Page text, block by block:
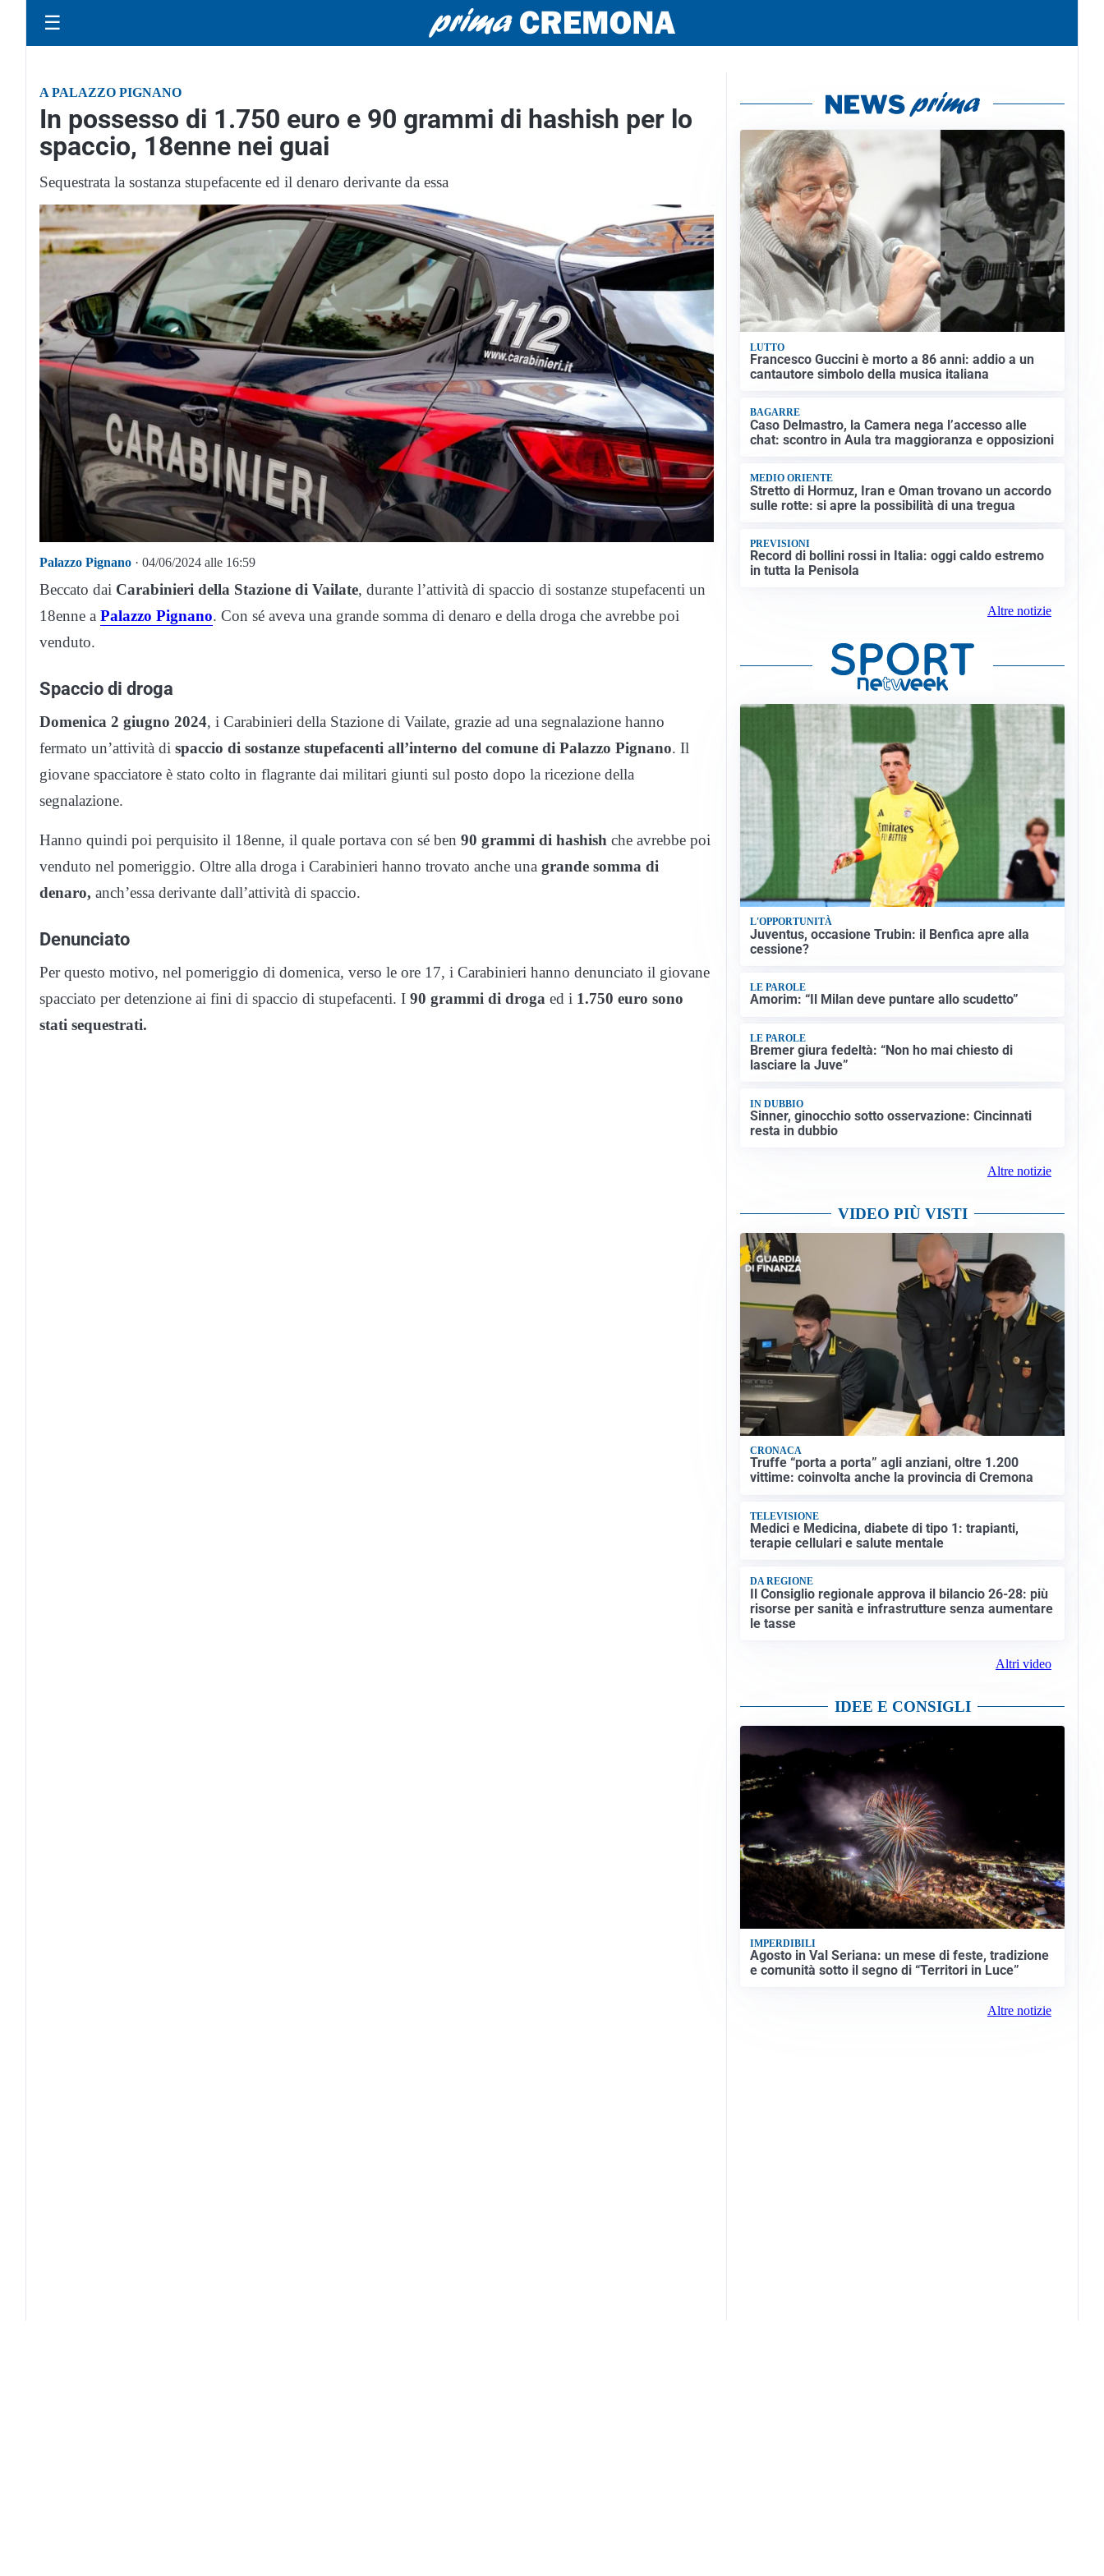
☰
A PALAZZO PIGNANO
In possesso di 1.750 euro e 90 grammi di hashish per lo
spaccio, 18enne nei guai
Sequestrata la sostanza stupefacente ed il denaro derivante da essa
Palazzo Pignano · 04/06/2024 alle 16:59
Beccato dai Carabinieri della Stazione di Vailate, durante l’attività di spaccio di sostanze stupefacenti un
18enne a Palazzo Pignano. Con sé aveva una grande somma di denaro e della droga che avrebbe poi
venduto.
Spaccio di droga
Domenica 2 giugno 2024, i Carabinieri della Stazione di Vailate, grazie ad una segnalazione hanno
fermato un’attività di spaccio di sostanze stupefacenti all’interno del comune di Palazzo Pignano. Il
giovane spacciatore è stato colto in flagrante dai militari giunti sul posto dopo la ricezione della
segnalazione.
Hanno quindi poi perquisito il 18enne, il quale portava con sé ben 90 grammi di hashish che avrebbe poi
venduto nel pomeriggio. Oltre alla droga i Carabinieri hanno trovato anche una grande somma di
denaro, anch’essa derivante dall’attività di spaccio.
Denunciato
Per questo motivo, nel pomeriggio di domenica, verso le ore 17, i Carabinieri hanno denunciato il giovane
spacciato per detenzione ai fini di spaccio di stupefacenti. I 90 grammi di droga ed i 1.750 euro sono
stati sequestrati.
LUTTO
Francesco Guccini è morto a 86 anni: addio a un
cantautore simbolo della musica italiana
BAGARRE
Caso Delmastro, la Camera nega l’accesso alle
chat: scontro in Aula tra maggioranza e opposizioni
MEDIO ORIENTE
Stretto di Hormuz, Iran e Oman trovano un accordo
sulle rotte: si apre la possibilità di una tregua
PREVISIONI
Record di bollini rossi in Italia: oggi caldo estremo
in tutta la Penisola
Altre notizie
L'OPPORTUNITÀ
Juventus, occasione Trubin: il Benfica apre alla
cessione?
LE PAROLE
Amorim: “Il Milan deve puntare allo scudetto”
LE PAROLE
Bremer giura fedeltà: “Non ho mai chiesto di
lasciare la Juve”
IN DUBBIO
Sinner, ginocchio sotto osservazione: Cincinnati
resta in dubbio
Altre notizie
VIDEO PIÙ VISTI
CRONACA
Truffe “porta a porta” agli anziani, oltre 1.200
vittime: coinvolta anche la provincia di Cremona
TELEVISIONE
Medici e Medicina, diabete di tipo 1: trapianti,
terapie cellulari e salute mentale
DA REGIONE
Il Consiglio regionale approva il bilancio 26-28: più
risorse per sanità e infrastrutture senza aumentare
le tasse
Altri video
IDEE E CONSIGLI
IMPERDIBILI
Agosto in Val Seriana: un mese di feste, tradizione
e comunità sotto il segno di “Territori in Luce”
Altre notizie